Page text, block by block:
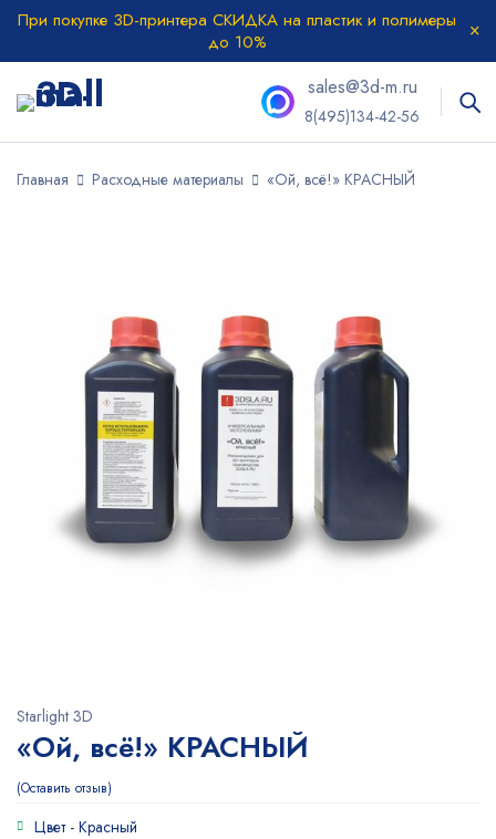
При покупке 3D-принтера СКИДКА на пластик и полимеры
до 10%
sales@3d-m.ru
8(495)134-42-56
Главная Расходные материалы «Ой, всё!» КРАСНЫЙ
Starlight 3D
«Ой, всё!» КРАСНЫЙ
Оставить отзыв
Цвет - Красный